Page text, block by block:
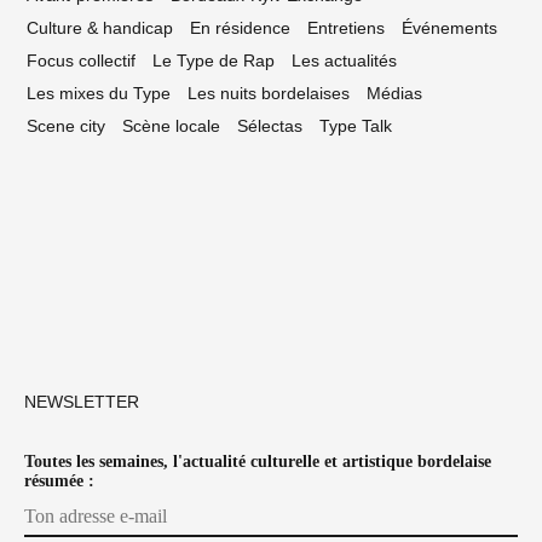
Culture & handicap
En résidence Entretiens
Événements
Focus collectif
Le Type de Rap
Les actualités
Les mixes du Type
Les nuits bordelaises
Médias
Scene city
Scène locale Sélectas Type Talk
NEWSLETTER
Toutes les semaines, l'actualité culturelle et artistique bordelaise
résumée :